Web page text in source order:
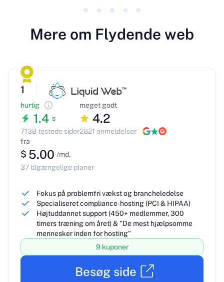
Mere om Flydende web
1
hurtig
1.4 s
7138 testede sider
meget godt
4.2
2821 anmeldelser
fra
$ 5.00 /md.
37 tilgængelige planer
Fokus på problemfri vækst og brancheledelse
Specialiseret compliance-hosting (PCI & HIPAA)
Højtuddannet support (450+ medlemmer, 300
timers træning om året) & "De mest hjælpsomme
mennesker inden for hosting"
9 kuponer
Besøg side